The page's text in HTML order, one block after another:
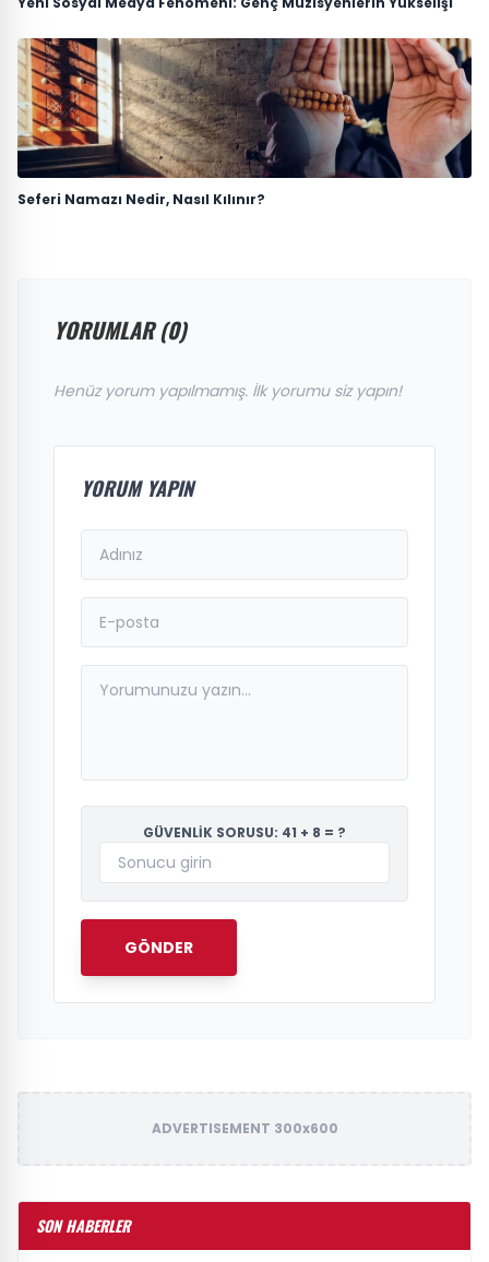
Seferi Namazı Nedir, Nasıl Kılınır?
YORUMLAR (0)
Henüz yorum yapılmamış. İlk yorumu siz yapın!
YORUM YAPIN
GÜVENLİK SORUSU: 41 + 8 = ?
GÖNDER
ADVERTISEMENT 300x600
SON HABERLER